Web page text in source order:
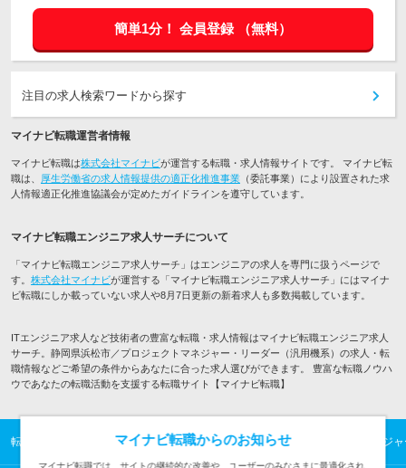
簡単1分！ 会員登録 （無料）
注目の求人検索ワードから探す
マイナビ転職運営者情報
マイナビ転職は株式会社マイナビが運営する転職・求人情報サイトです。 マイナビ転
職は、 厚生労働省の求人情報提供の適正化推進事業 （委託事業）により設置された求
人情報適正化推進協議会が定めたガイドラインを遵守しています。
マイナビ転職エンジニア求人サーチについて
「マイナビ転職エンジニア求人サーチ」はエンジニアの求人を専門に扱うページで
す。 株式会社マイナビが運営する「マイナビ転職エンジニア求人サーチ」にはマイナ
ビ転職にしか載っていない求人や8月7日更新の新着求人も多数掲載しています。
ITエンジニア求人など技術者の豊富な転職・求人情報はマイナビ転職エンジニア求人
サーチ。静岡県浜松市／プロジェクトマネジャー・リーダー（汎用機系）の求人・転
職情報などご希望の条件からあなたに合った求人選びができます。 豊富な転職ノウハ
ウであなたの転職活動を支援する転職サイト【マイナビ転職】
転職TOP ITエンジニアの転職・求人情報TOP 浜松市／プロジェクトマネジ
マイナビ転職からのお知らせ
マイナビ転職では、サイトの継続的な改善や、ユーザーのみなさまに最適化され